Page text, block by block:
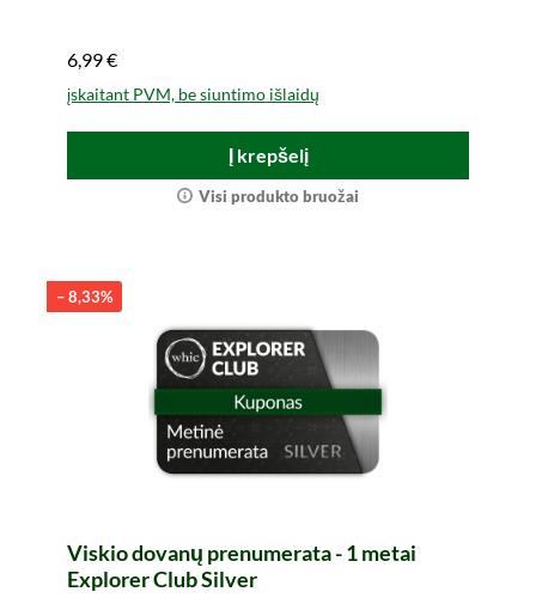
6,99 €
įskaitant PVM, be siuntimo išlaidų
Į krepšelį
Visi produkto bruožai
– 8,33%
Viskio dovanų prenumerata - 1 metai
Explorer Club Silver